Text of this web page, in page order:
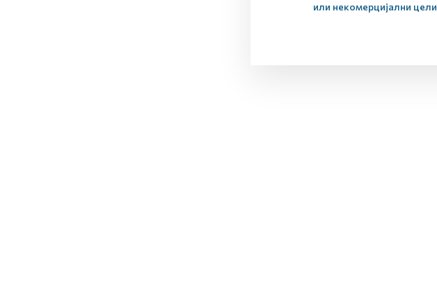
или некомерцијални цели